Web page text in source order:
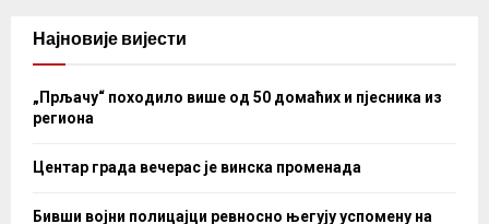
Најновије вијести
„Прљачу“ походило више од 50 домаћих и пјесника из
региона
Центар града вечерас је винска променада
Бивши војни полицајци ревносно његују успомену на